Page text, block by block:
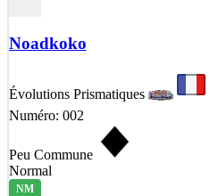
Noadkoko
Évolutions Prismatiques
Numéro: 002
Peu Commune
Normal
NM